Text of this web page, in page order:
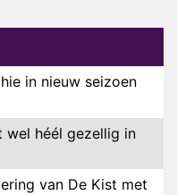
in nieuw seizoen
wel héél gezellig in
van De Kist met